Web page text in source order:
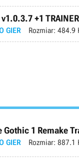
+1 TRAINER
GIER Rozmiar: 484.9
Gothic 1 Remake
GIER Rozmiar: 887.1